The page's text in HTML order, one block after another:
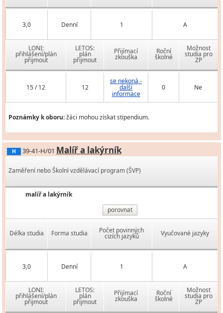
3,0 Denní 1 A
LONI:
přihlášení/plán
přijmout
LETOS:
plán
přijmout
Přijímací
zkouška
Roční
školné
Možnost
studia pro
ZP
15 / 12 12
se nekoná -
další
informace
0 Ne
Poznámky k oboru:žáci mohou získat stipendium.
H 39-41-H/01 Malíř a lakýrník
Zaměření nebo Školní vzdělávací program (ŠVP)
malíř a lakýrník
porovnat
Délka studia Forma studia Počet povinných
cizích jazyků Vyučované jazyky
3,0 Denní 1 A
LONI:
přihlášení/plán
přijmout
LETOS:
plán
přijmout
Přijímací
zkouška
Roční
školné
Možnost
studia pro
ZP